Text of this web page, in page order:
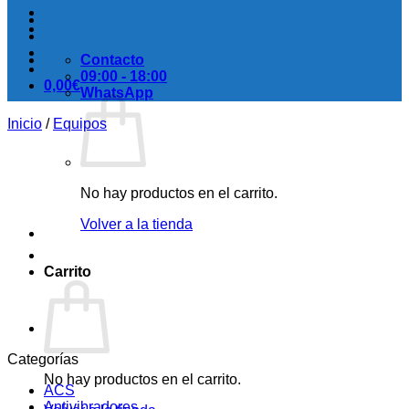
0,00€
No hay productos en el carrito.
Volver a la tienda
Carrito
No hay productos en el carrito.
Contacto
09:00 - 18:00
WhatsApp
Inicio / Equipos
Categorías
ACS